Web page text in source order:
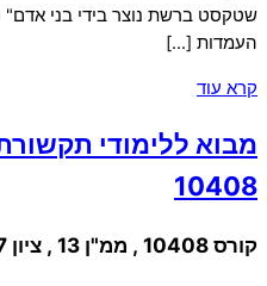
שטקסט ברשת נוצר בידי בני
העמדות […]
קרא עוד
10408
קורס 10408 , ממ"ן 13 , ציון 97